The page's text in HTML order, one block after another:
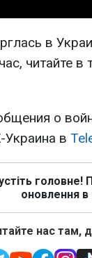
в
читайте
о
Украина в
головне!
оновлення в
нас там,